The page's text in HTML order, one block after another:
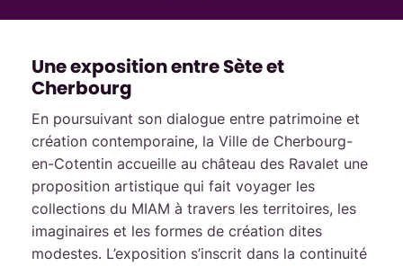
Une exposition entre Sète et
Cherbourg
En poursuivant son dialogue entre patrimoine et
création contemporaine, la Ville de Cherbourg-
en-Cotentin accueille au château des Ravalet une
proposition artistique qui fait voyager les
collections du MIAM à travers les territoires, les
imaginaires et les formes de création dites
modestes. L’exposition s’inscrit dans la continuité